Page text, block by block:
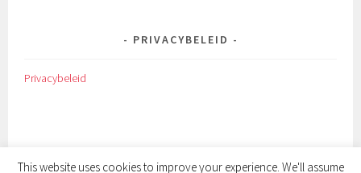
PRIVACYBELEID
Privacybeleid
This website uses cookies to improve your experience. We'll assume